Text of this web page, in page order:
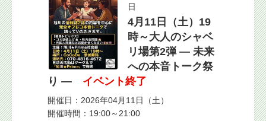
日
4月11日（土）19
時～大人のシャベ
リ場第2弾 ― 未来
への本音トーク祭
り ―
イベント終了
開催日：2026年04月11日（土）
開催時間：19:00～21:00